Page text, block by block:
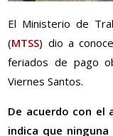
El Ministerio de
(MTSS) dio a
feriados de pago
Viernes Santos.
De acuerdo con el
indica que